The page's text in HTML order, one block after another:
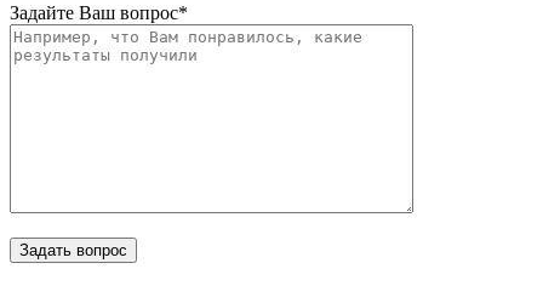
Задайте Ваш вопрос*